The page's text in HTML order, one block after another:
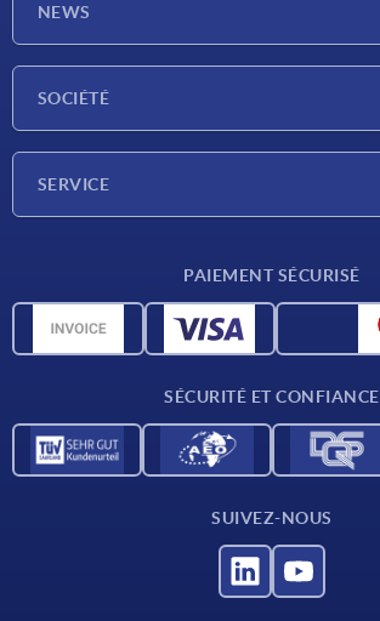
NEWS
SOCIÉTÉ
SERVICE
Données CAO
PAIEMENT SÉCURISÉ
SÉCURITÉ ET CONFIANCE
SUIVEZ-NOUS